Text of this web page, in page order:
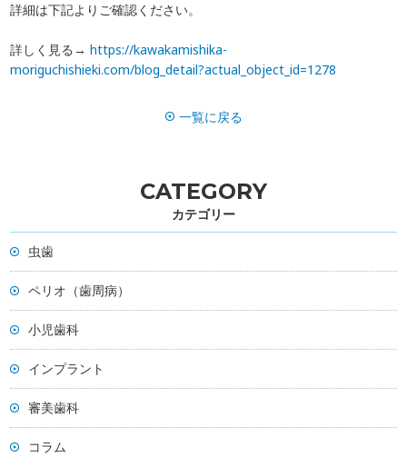
予防
インプラント マウスピース矯正
ドクター紹介
よくある質問
お問い合わせ
詳細は下記よりご確認ください。
詳しく見る→https://kawakamishika-
moriguchishieki.com/blog_detail?actual_object_id=1278
一覧に戻る
CATEGORY
カテゴリー
虫歯
ペリオ（歯周病）
小児歯科
インプラント
審美歯科
コラム